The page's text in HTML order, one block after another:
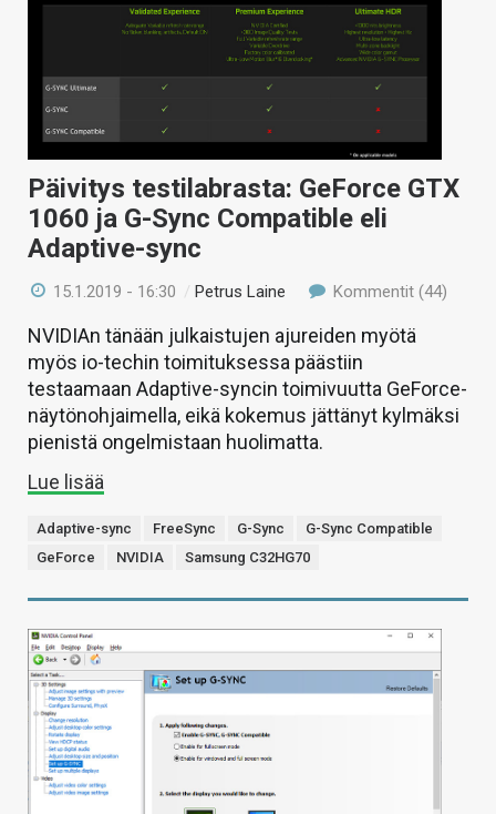
Päivitys testilabrasta: GeForce GTX
1060 ja G-Sync Compatible eli
Adaptive-sync
15.1.2019 - 16:30 /Petrus Laine Kommentit (44)
NVIDIAn tänään julkaistujen ajureiden myötä
myös io-techin toimituksessa päästiin
testaamaan Adaptive-syncin toimivuutta GeForce-
näytönohjaimella, eikä kokemus jättänyt kylmäksi
pienistä ongelmistaan huolimatta.
Lue lisää
Adaptive-sync FreeSync G-Sync
G-Sync Compatible
GeForce
NVIDIA Samsung C32HG70